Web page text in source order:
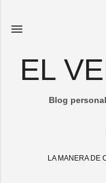
EL
Blog
LA MANERA DE